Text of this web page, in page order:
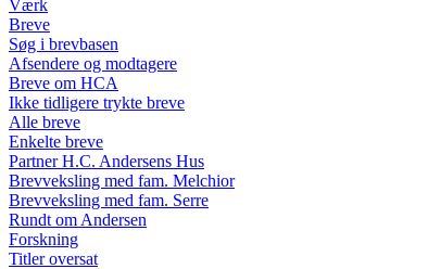
Værk
Breve
Søg i brevbasen
Afsendere og modtagere
Breve om HCA
Ikke tidligere trykte breve
Alle breve
Enkelte breve
Partner H.C. Andersens Hus
Brevveksling med fam. Melchior
Brevveksling med fam. Serre
Rundt om Andersen
Forskning
Titler oversat